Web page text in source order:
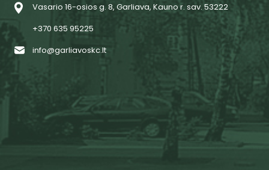
Vasario 16-osios g. 8, Garliava, Kauno r. sav. 53222
+370 635 95225
info@garliavoskc.lt